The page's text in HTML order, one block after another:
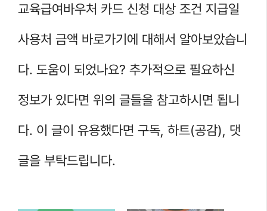
교육급여바우처 카드 신청 대상 조건 지급일
사용처 금액 바로가기에 대해서 알아보았습니
다. 도움이 되었나요? 추가적으로 필요하신
정보가 있다면 위의 글들을 참고하시면 됩니
다. 이 글이 유용했다면 구독, 하트(공감), 댓
글을 부탁드립니다.